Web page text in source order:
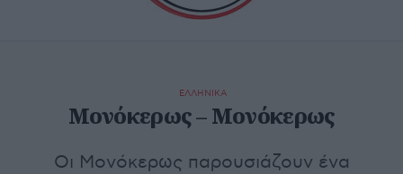
ΕΛΛΗΝΙΚΑ
Μονόκερως – Μονόκερως
Οι Μονόκερως παρουσιάζουν ένα